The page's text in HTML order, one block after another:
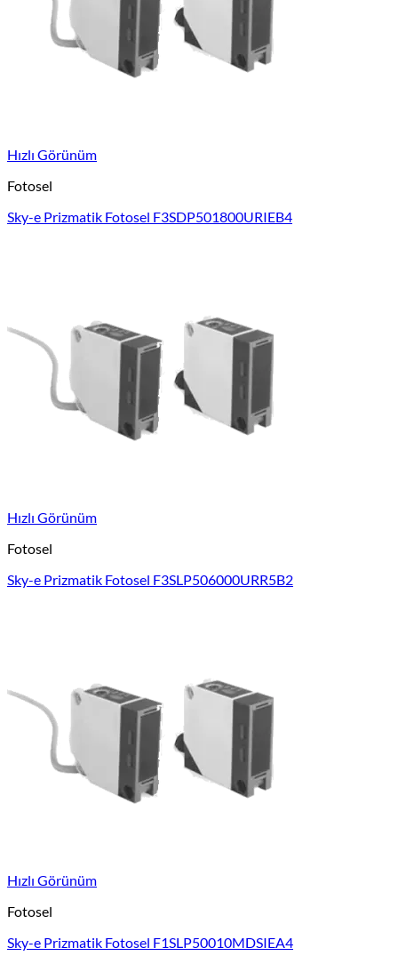
Hızlı Görünüm
Fotosel
Sky-e Prizmatik Fotosel F3SDP501800URIEB4
Hızlı Görünüm
Fotosel
Sky-e Prizmatik Fotosel F3SLP506000URR5B2
Hızlı Görünüm
Fotosel
Sky-e Prizmatik Fotosel F1SLP50010MDSIEA4